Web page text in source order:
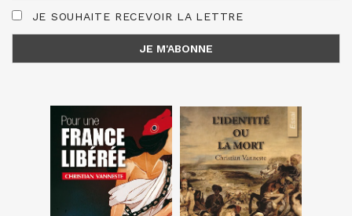
JE SOUHAITE RECEVOIR LA LETTRE